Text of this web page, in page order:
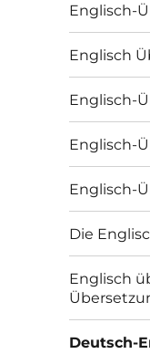
Englisch-
Englisch
Englisch-
Englisch-
Englisch-
Die
Englisch
Deutsch-